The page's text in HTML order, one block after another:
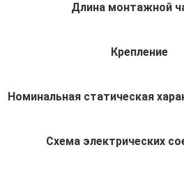
Длина монтажной
Крепление
Номинальная статическая
Схема электрических